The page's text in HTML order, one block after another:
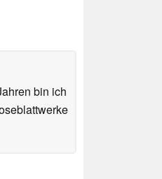
bin ich